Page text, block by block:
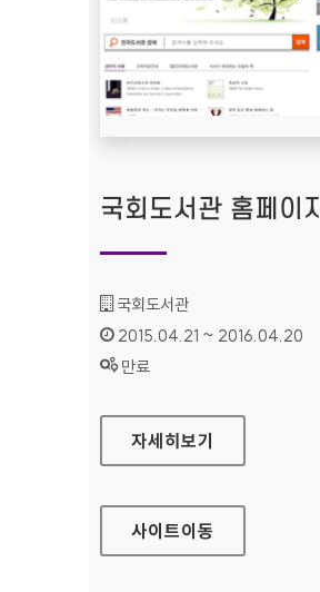
국회도서관 홈페이지
기관명 :
국회도서관
인증기간 :
2015.04.21 ~ 2016.04.20
상태 :
만료
국회도서관 홈페이지
자세히보기
사이트이동